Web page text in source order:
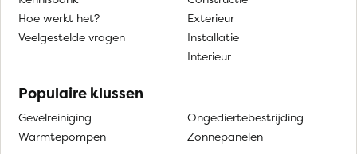
Hoe werkt het?
Veelgestelde vragen
Exterieur
Installatie
Interieur
Populaire klussen
Gevelreiniging
Warmtepompen
Ongediertebestrijding
Zonnepanelen